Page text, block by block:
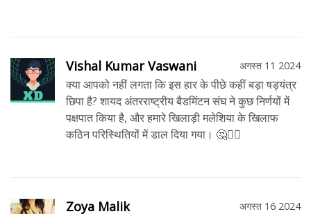
Vishal Kumar Vaswani अगस्त 11 2024
क्या आपको नहीं लगता कि इस हार के पीछे कहीं बड़ा षड्यंत्र
छिपा है? शायद अंतरराष्ट्रीय बैडमिंटन संघ ने कुछ निर्णयों में
पक्षपात किया है, और हमारे खिलाड़ी मलेशिया के खिलाफ
कठिन परिस्थितियों में डाल दिया गया। 🤔🕵️‍♂️
Zoya Malik अगस्त 16 2024